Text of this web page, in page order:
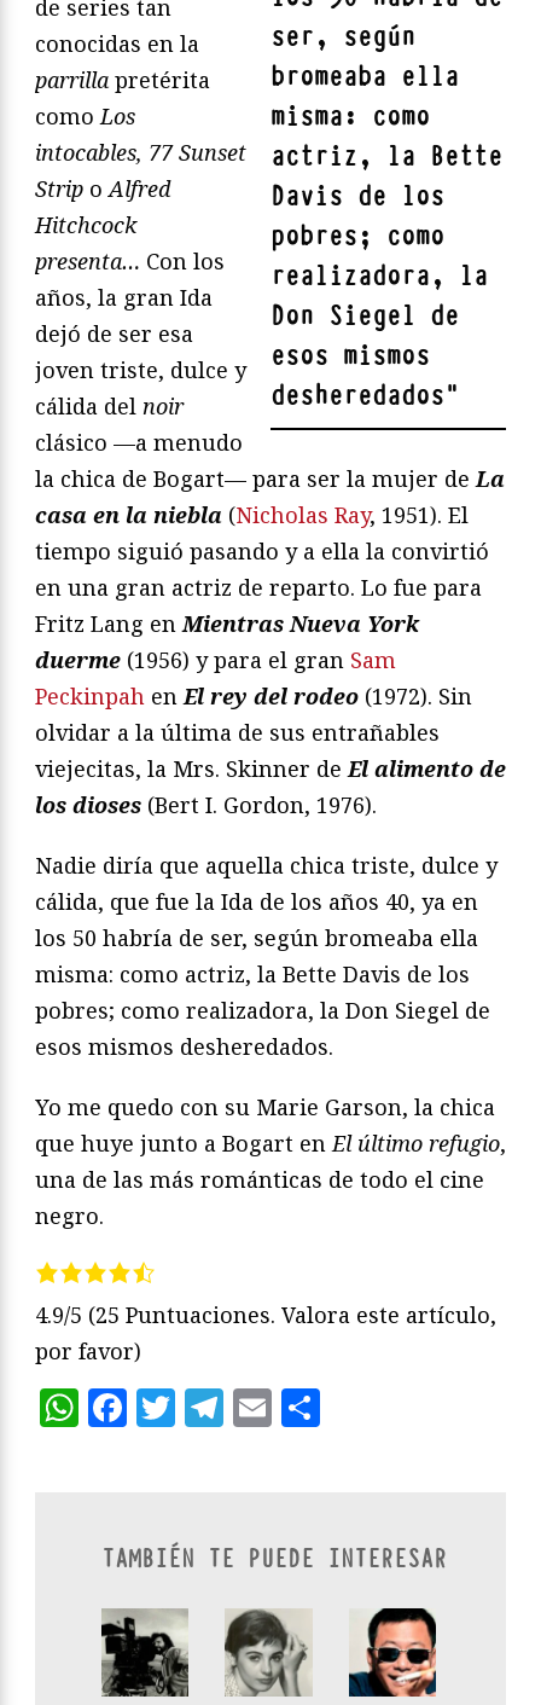
ser, según
bromeaba ella
misma: como
actriz, la Bette
Davis de los
pobres; como
realizadora, la
Don Siegel de
esos mismos
desheredados"
de series tan
conocidas en la
parrilla pretérita
comoLos
intocables, 77 Sunset
Strip oAlfred
Hitchcock
presenta… Con los
años, la gran Ida
dejó de ser esa
joven triste, dulce y
cálida del noir
clásico —a menudo
la chica de Bogart— para ser la mujer de La
casa en la niebla (Nicholas Ray, 1951). El
tiempo siguió pasando y a ella la convirtió
en una gran actriz de reparto. Lo fue para
Fritz Lang en Mientras Nueva York
duerme (1956) y para el gran Sam
Peckinpah enEl rey del rodeo (1972). Sin
olvidar a la última de sus entrañables
viejecitas, la Mrs. Skinner de El alimento de
los dioses (Bert I. Gordon, 1976).
Nadie diría que aquella chica triste, dulce y
cálida, que fue la Ida de los años 40, ya en
los 50 habría de ser, según bromeaba ella
misma: como actriz, la Bette Davis de los
pobres; como realizadora, la Don Siegel de
esos mismos desheredados.
Yo me quedo con su Marie Garson, la chica
que huye junto a Bogart enEl último refugio,
una de las más románticas de todo el cine
negro.
4.9/5 (25 Puntuaciones. Valora este artículo,
por favor)
WhatsApp
Facebook
Twitter
Telegram
Email
TAMBIÉN TE PUEDE INTERESAR